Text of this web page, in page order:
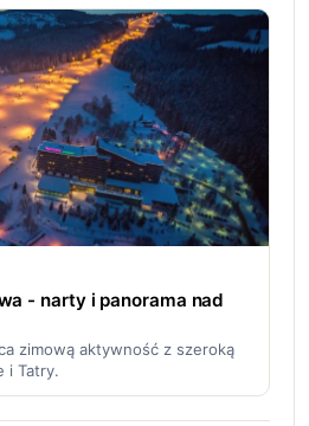
- narty i panorama nad
zimową aktywność z szeroką
i Tatry.